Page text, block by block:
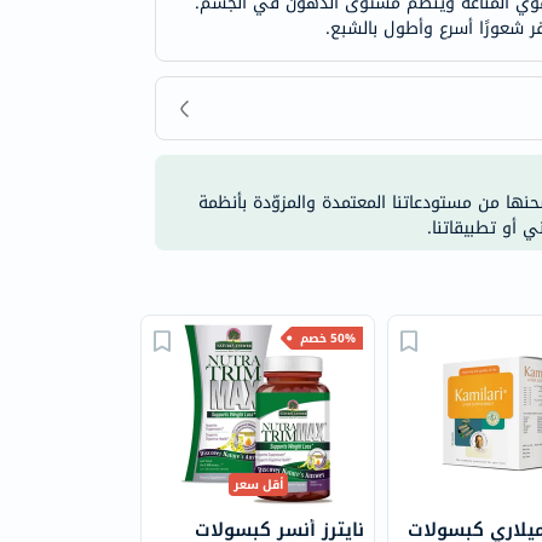
شعورًا أسرع وأطول بالشبع.
من مستودعاتنا المعتمدة والمزوّدة بأنظمة
أو تطبيقاتنا.
50% خصم
أقل سعر
نايترز أنسر كبسولات كبسولات